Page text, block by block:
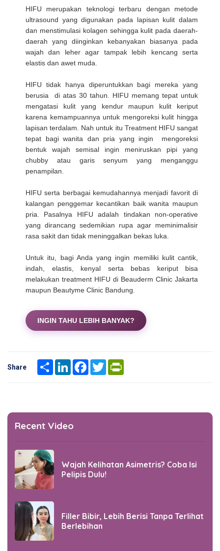
HIFU merupakan teknologi terbaru dengan metode
ultrasound yang digunakan pada lapisan kulit dalam
dan menstimulasi kolagen sehingga kulit pada daerah-
daerah yang diinginkan kebanyakan biasanya pada
wajah dan leher agar tampak lebih kencang serta
elastis dan awet muda.
HIFU tidak hanya diperuntukkan bagi mereka yang
berusia di atas 30 tahun. HIFU memang tepat untuk
mengatasi kulit yang kendur maupun kulit keriput
karena kemampuannya untuk mengoreksi kulit hingga
lapisan terdalam. Nah untuk itu Treatment HIFU sangat
tepat bagi wanita dan pria yang ingin mengoreksi
bentuk wajah semisal ingin meniruskan pipi yang
chubby atau garis senyum yang menganggu
penampilan.
HIFU serta berbagai kemudahannya menjadi favorit di
kalangan penggemar kecantikan baik wanita maupun
pria. Pasalnya HIFU adalah tindakan non-operative
yang dirancang sedemikian rupa agar meminimalisir
rasa sakit dan tidak meninggalkan bekas luka.
Untuk itu, bagi Anda yang ingin memiliki kulit cantik,
indah, elastis, kenyal serta bebas keriput bisa
melakukan treatment HIFU di Beauderm Clinic Jakarta
maupun Beautyme Clinic Bandung.
INGIN TAHU LEBIH BANYAK?
Share Share LinkedInFacebook
Twitter
Recent Video
Wajah Kelihatan Asimetris? Coba Isi
Pelipis Dulu!
Filler Bibir, Lebih Berisi Tanpa Terlihat
Berlebihan